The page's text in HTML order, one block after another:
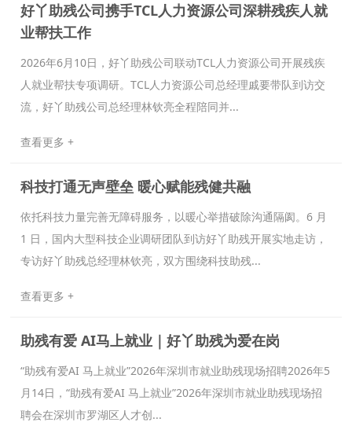
好丫助残公司携手TCL人力资源公司深耕残疾人就
业帮扶工作
2026年6月10日，好丫助残公司联动TCL人力资源公司开展残疾
人就业帮扶专项调研。TCL人力资源公司总经理戚要带队到访交
流，好丫助残公司总经理林钦亮全程陪同并...
查看更多 +
科技打通无声壁垒 暖心赋能残健共融
依托科技力量完善无障碍服务，以暖心举措破除沟通隔阂。6 月
1 日，国内大型科技企业调研团队到访好丫助残开展实地走访，
专访好丫助残总经理林钦亮，双方围绕科技助残...
查看更多 +
助残有爱 AI马上就业｜好丫助残为爱在岗
“助残有爱AI 马上就业”2026年深圳市就业助残现场招聘2026年5
月14日，“助残有爱AI 马上就业”2026年深圳市就业助残现场招
聘会在深圳市罗湖区人才创...